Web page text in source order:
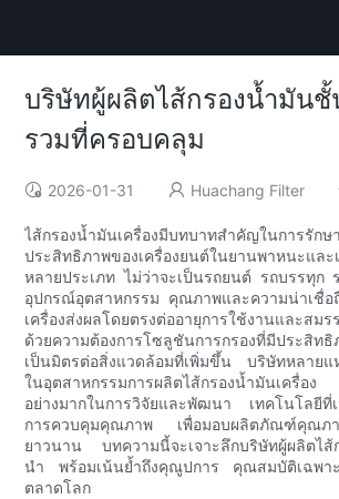
บริษัทผู้ผลิตไส้กรองน้ำมัน
รวมที่ครอบคลุม
2026-01-31 Huachang Filter
ไส้กรองน้ำมันเครื่องมีบทบาทสำคัญในการรักษ
ประสิทธิภาพของเครื่องยนต์ในยานพาหนะและ
หลายประเภท ไม่ว่าจะเป็นรถยนต์ รถบรรทุก
อุปกรณ์อุตสาหกรรม คุณภาพและความน่าเชื่อ
เครื่องส่งผลโดยตรงต่ออายุการใช้งานและสมร
ด้วยความต้องการโซลูชันการกรองที่มีประสิท
เป็นมิตรต่อสิ่งแวดล้อมที่เพิ่มขึ้น บริษัทหลายแ
ในอุตสาหกรรมการผลิตไส้กรองน้ำมันเครื่อ
อย่างมากในการวิจัยและพัฒนา เทคโนโลยี
การควบคุมคุณภาพ เพื่อมอบผลิตภัณฑ์คุณภา
ยาวนาน บทความนี้จะเจาะลึกบริษัทผู้ผลิตไส้
นำ พร้อมเน้นย้ำถึงคุณูปการ คุณสมบัติเฉพ
ตลาดโลก